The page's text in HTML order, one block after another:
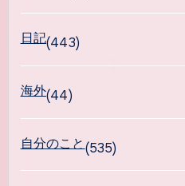
日記(443)
海外(44)
自分のこと(535)